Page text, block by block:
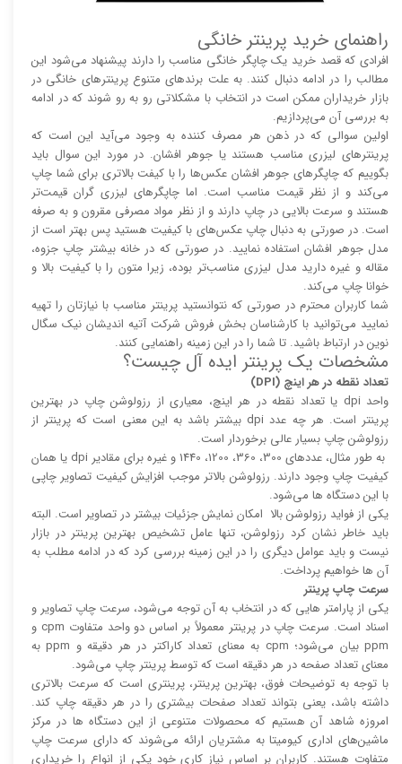
راهنمای خرید پرینتر خانگی
افرادی که قصد خرید یک چاپگر خانگی مناسب را دارند پیشنهاد می‌شود این
مطالب را در ادامه دنبال کنند. به علت برند‌های متنوع پرینتر‌های خانگی در
بازار خریداران ممکن است در انتخاب با مشکلاتی رو به رو شوند که در ادامه
به بررسی آن می‌پردازیم.
اولین سوالی که در ذهن هر مصرف کننده به وجود می‌آید این است که
پرینتر‌های لیزری مناسب هستند یا جوهر افشان. در مورد این سوال باید
بگوییم که چاپگر‌های جوهر افشان عکس‌ها را با کیفت بالا‌‌‌تری برای شما چاپ
می‌کند و از نظر قیمت مناسب است. اما چاپگر‌های لیزری گران قیمت‌تر
هستند و سرعت بالایی در چاپ دارند و از نظر مواد مصرفی مقرون و به صرفه
است. در صورتی به دنبال چاپ عکس‌های با کیفیت هستید پس بهتر است از
مدل جوهر افشان استفاده نمایید. در صورتی که در خانه بیشتر چاپ جزوه،
مقاله و غیره دارید مدل لیزری مناسب‌تر بوده، زیرا متون را با کیفیت بالا و
خوانا چاپ می‌کند.
شما کاربران محترم در صورتی که نتوانستید پرینتر مناسب با نیازتان را تهیه
نمایید می‌توانید با کارشناسان بخش فروش شرکت آتیه اندیشان نیک سگال
نوین در ارتباط باشید. تا شما را در این زمینه راهنمایی کنند.
مشخصات یک پرینتر ایده آل چیست؟
تعداد نقطه در هر اینچ (DPI)
واحد dpi یا تعداد نقطه در هر اینچ، معیاری از رزولوشن چاپ در بهترین
پرینتر است. هر چه عدد dpi بیشتر باشد به این معنی است که پرینتر از
رزولوشن چاپ بسیار عالی برخوردار است.
به طور مثال، عدد‌های 300، 360، 1200، 1440 و غیره برای مقادیر dpi یا همان
کیفیت چاپ وجود دارند. رزولوشن بالا‌‌تر موجب افزایش کیفیت تصاویر چاپی
با این دستگاه ها می‌شود.
یکی از فواید رزولوشن بالا امکان نمایش جزئیات بیشتر در تصاویر است. البته
باید خاطر نشان کرد رزولوشن، تنها عامل تشخیص بهترین پرینتر در بازار
نیست و باید عوامل دیگری را در این زمینه بررسی کرد که در ادامه مطلب به
آن ها خواهیم پرداخت.
سرعت چاپ پرینتر
یکی از پارامتر هایی که در انتخاب به آن توجه می‌شود، سرعت چاپ تصاویر و
اسناد است. سرعت چاپ در پرینتر معمولاً بر اساس دو واحد متفاوت cpm و
ppm بیان می‌شود؛ cpm به معنای تعداد کاراکتر در هر دقیقه و ppm به
معنای تعداد صفحه در هر دقیقه است که توسط پرینتر چاپ می‌شود.
با توجه به توضیحات فوق، بهترین پرینتر، پرینتری است که سرعت بالا‌‌تری
داشته باشد، یعنی بتواند تعداد صفحات بیشتری را در هر دقیقه چاپ کند.
امروزه شاهد آن هستیم که محصولات متنوعی از این دستگاه ها در مرکز
ماشین‌های اداری کیومیتا به مشتریان ارائه می‌شوند که دارای سرعت چاپ
متفاوت هستند. کاربران بر اساس نیاز کاری خود یکی از انواع را خریداری